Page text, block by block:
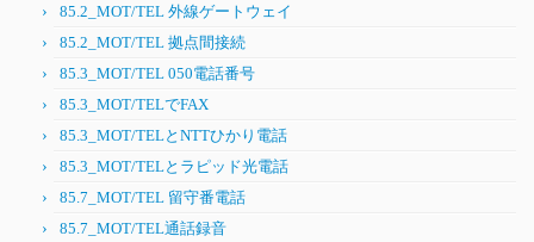
85.2_MOT/TEL 外線ゲートウェイ
85.2_MOT/TEL 拠点間接続
85.3_MOT/TEL 050電話番号
85.3_MOT/TELでFAX
85.3_MOT/TELとNTTひかり電話
85.3_MOT/TELとラピッド光電話
85.7_MOT/TEL 留守番電話
85.7_MOT/TEL通話録音